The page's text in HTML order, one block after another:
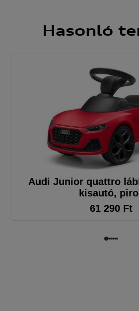
Hasonló
Audi Junior quattro
kisautó,
61 290 Ft